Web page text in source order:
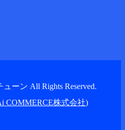
ーン All Rights Reserved.
COMMERCE株式会社)